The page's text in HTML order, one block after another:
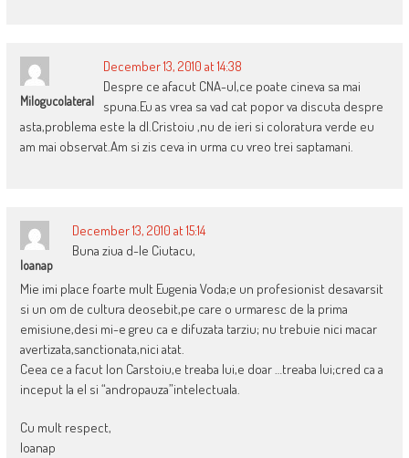
Milogucolateral
December 13, 2010 at 14:38
Despre ce afacut CNA-ul,ce poate cineva sa mai
spuna.Eu as vrea sa vad cat popor va discuta despre
asta,problema este la dl.Cristoiu ,nu de ieri si coloratura verde eu
am mai observat.Am si zis ceva in urma cu vreo trei saptamani.
Ioanap
December 13, 2010 at 15:14
Buna ziua d-le Ciutacu,
Mie imi place foarte mult Eugenia Voda;e un profesionist desavarsit
si un om de cultura deosebit,pe care o urmaresc de la prima
emisiune,desi mi-e greu ca e difuzata tarziu; nu trebuie nici macar
avertizata,sanctionata,nici atat.
Ceea ce a facut Ion Carstoiu,e treaba lui,e doar …treaba lui;cred ca a
inceput la el si “andropauza”intelectuala.
Cu mult respect,
Ioanap